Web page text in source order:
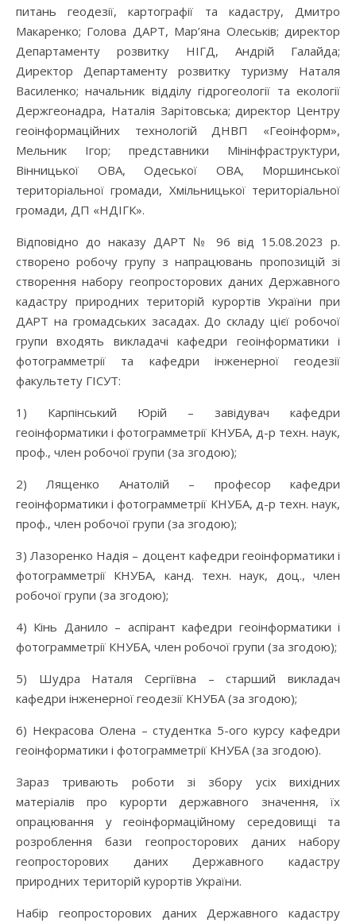
питань геодезії, картографії та кадастру, Дмитро
Макаренко; Голова ДАРТ, Мар’яна Олеськів; директор
Департаменту розвитку НІГД, Андрій Галайда;
Директор Департаменту розвитку туризму Наталя
Василенко; начальник відділу гідрогеології та екології
Держгеонадра, Наталія Зарітовська; директор Центру
геоінформаційних технологій ДНВП «Геоінформ»,
Мельник Ігор; представники Мінінфраструктури,
Вінницької ОВА, Одеської ОВА, Моршинської
територіальної громади, Хмільницької територіальної
громади, ДП «НДІГК».
Відповідно до наказу ДАРТ № 96 від 15.08.2023 р.
створено робочу групу з напрацювань пропозицій зі
створення набору геопросторових даних Державного
кадастру природних територій курортів України при
ДАРТ на громадських засадах. До складу цієї робочої
групи входять викладачі кафедри геоінформатики і
фотограмметрії та кафедри інженерної геодезії
факультету ГІСУТ:
1) Карпінський Юрій – завідувач кафедри
геоінформатики і фотограмметрії КНУБА, д-р техн. наук,
проф., член робочої групи (за згодою);
2) Лященко Анатолій – професор кафедри
геоінформатики і фотограмметрії КНУБА, д-р техн. наук,
проф., член робочої групи (за згодою);
3) Лазоренко Надія – доцент кафедри геоінформатики і
фотограмметрії КНУБА, канд. техн. наук, доц., член
робочої групи (за згодою);
4) Кінь Данило – аспірант кафедри геоінформатики і
фотограмметрії КНУБА, член робочої групи (за згодою);
5) Шудра Наталя Сергіївна – старший викладач
кафедри інженерної геодезії КНУБА (за згодою);
6) Некрасова Олена – студентка 5-ого курсу кафедри
геоінформатики і фотограмметрії КНУБА (за згодою).
Зараз тривають роботи зі збору усіх вихідних
матеріалів про курорти державного значення, їх
опрацювання у геоінформаційному середовищі та
розроблення бази геопросторових даних набору
геопросторових даних Державного кадастру
природних територій курортів України.
Набір геопросторових даних Державного кадастру